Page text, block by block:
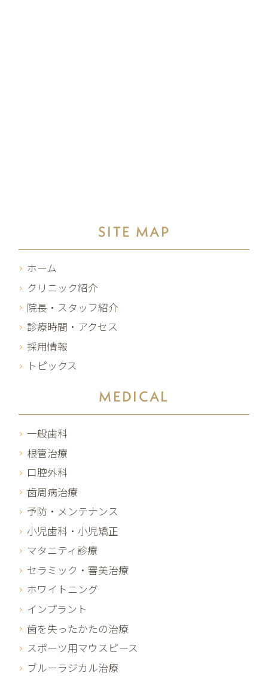
SITE MAP
ホーム
クリニック紹介
院長・スタッフ紹介
診療時間・アクセス
採用情報
トピックス
MEDICAL
一般歯科
根管治療
口腔外科
歯周病治療
予防・メンテナンス
小児歯科・小児矯正
マタニティ診療
セラミック・審美治療
ホワイトニング
インプラント
歯を失ったかたの治療
スポーツ用マウスピース
ブルーラジカル治療